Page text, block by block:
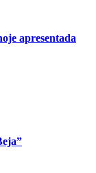
apresentada